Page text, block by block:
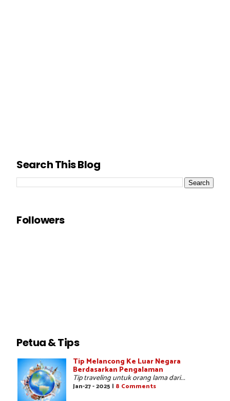
Search This Blog
Followers
Petua & Tips
Tip Melancong Ke Luar Negara
Berdasarkan Pengalaman
Tip traveling untuk orang lama dari...
Jan-27 - 2025 | 8 Comments